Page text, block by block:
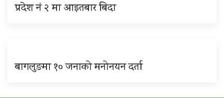
प्रदेश नं २ मा आइतबार बिदा
बागलुङमा १० जनाको मनोनयन दर्ता